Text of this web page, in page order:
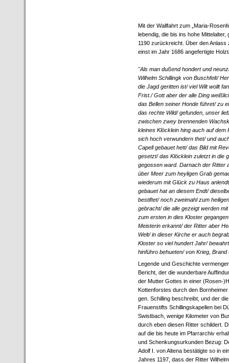
Mit der Wallfahrt zum „Maria-
lebendig, die bis ins hohe Mittelalter,
1190 zurückreicht. Über den Anlass
einst im Jahr 1686 angefertigte
"Als man dußend hondert und
Wilhelm Schillingk von Buschfelt/
die Jagd geritten ist/ viel Wilt wollt
Frist./ Gott aber der alle Ding
das Bellen seiner Honde führet/ zu
das rechte Wild/ gefunden, unser
zwischen zwey brennenden
kleines Klöcklein hing auch auf dem
sich hoch verwundern thet/ und
Capell gebauet hett/ das Bild mit
gesetzt/ das Klöcklein zuletzt in die
gegossen ward. Darnach der Ritter
über Meer zum heyligen Grab
wiederum mit Glück zu Haus
gebauet hat an diesem Endt/
bestiftet/ noch zweimahl zum
gebracht/ die alle gezeigt werden
zum ersten in dies Kloster
Meisterin erkannt/ der Ritter aber
Welt/ in dieser Kirche er auch
Kloster so viel hundert Jahr/
hinführo behueten/ von Krieg,
Legende und Geschichte
Bericht, der die wunderbare
der Mutter Gottes in einer (Rosen-
Kottenforstes durch den
gen. Schilling beschreibt, und der
Frauenstifts Schillingskapellen bei
Swistbach, wenige Kilometer von
durch eben diesen Ritter schildert.
auf die bis heute im Pfarrarchiv
und Schenkungsurkunden Bezug:
Adolf I. von Altena bestätigte so in
Jahres 1197, dass der Ritter